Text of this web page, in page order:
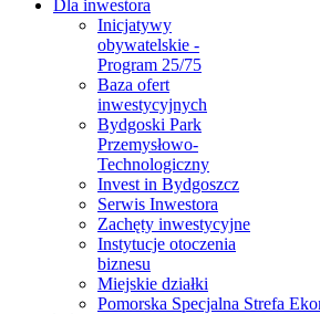
Dla inwestora
Inicjatywy
obywatelskie -
Program 25/75
Baza ofert
inwestycyjnych
Bydgoski Park
Przemysłowo-
Technologiczny
Invest in Bydgoszcz
Serwis Inwestora
Zachęty inwestycyjne
Instytucje otoczenia
biznesu
Miejskie działki
Pomorska Specjalna Strefa